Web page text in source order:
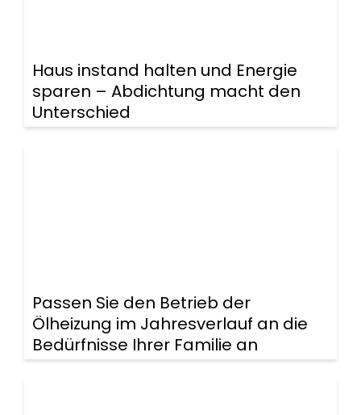
Haus instand halten und Energie
sparen – Abdichtung macht den
Unterschied
Passen Sie den Betrieb der
Ölheizung im Jahresverlauf an die
Bedürfnisse Ihrer Familie an